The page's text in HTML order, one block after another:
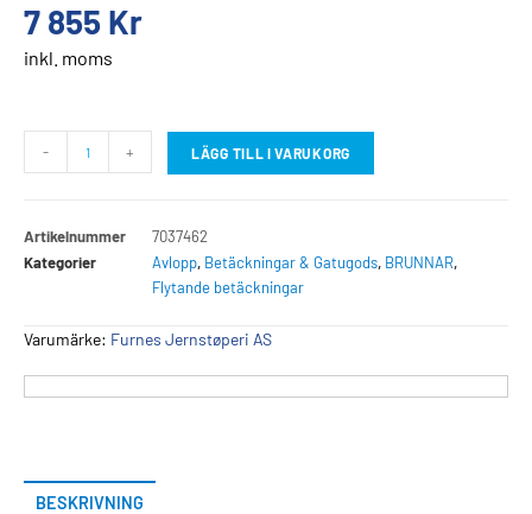
7 855 Kr
inkl. moms
- + LÄGG TILL I VARUKORG
Artikelnummer
7037462
Kategorier
Avlopp, Betäckningar & Gatugods, BRUNNAR,
Flytande betäckningar
Varumärke: Furnes Jernstøperi AS
BESKRIVNING